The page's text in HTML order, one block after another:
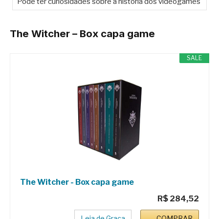
The Witcher – Box capa game
SALE
The Witcher - Box capa game
R$ 284,52